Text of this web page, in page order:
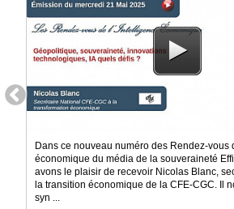
Accueil
RUBRIQUES
Agenda
Vidéos
Médias
Dans ce nouveau numéro des Rendez-vous
économique du média de la souveraineté
avons le plaisir de recevoir Nicolas Blanc,
la transition économique de la CFE-CGC. Il
syn ...